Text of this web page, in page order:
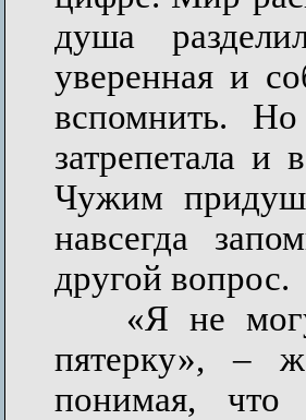
душа
уверенная и
вспомнить.
затрепетала и
Чужим
навсегда
другой вопрос.
«Я не
пятерку», –
понимая, что